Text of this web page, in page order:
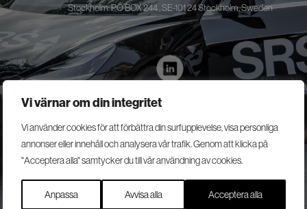
Vi värnar om din integritet
Vi använder cookies för att förbättra din surfupplevelse, visa personliga
annonser eller innehåll och analysera vår trafik. Genom att klicka på
"Acceptera alla" samtycker du till vår användning av cookies.
Anpassa Avvisa alla Acceptera alla
Stockholm: PO BOX 244 , SE-101 24 Stockholm, Sweden
MAIL@SRSGROUP.SE